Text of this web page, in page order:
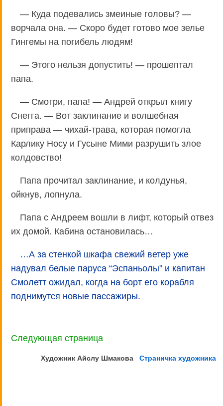
— Куда подевались змеиные головы? —
ворчала она. — Скоро будет готово мое зелье
Гингемы на погибель людям!
— Этого нельзя допустить! — прошептал
папа.
— Смотри, папа! — Андрей открыл книгу
Снегга. — Вот заклинание и волшебная
приправа — чихай-трава, которая помогла
Карлику Носу и Гусыне Мими разрушить злое
колдовство!
Папа прочитал заклинание, и колдунья,
ойкнув, лопнула.
Папа с Андреем вошли в лифт, который отвез
их домой. Кабина остановилась…
…А за стенкой шкафа свежий ветер уже
надувал белые паруса “Эспаньолы” и капитан
Смолетт ожидал, когда на борт его корабля
поднимутся новые пассажиры.
Следующая страница
Художник Айслу Шмакова Страничка художника